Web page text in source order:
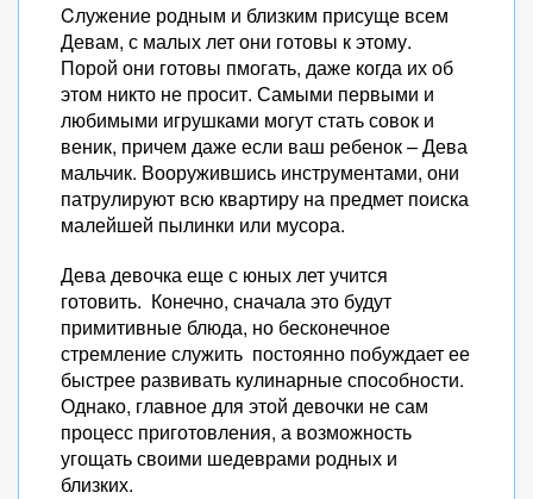
Cлужение родным и близким присуще всем
Девам, с малых лет они готовы к этому.
Порой они готовы пмогать, даже когда их об
этом никто не просит. Самыми первыми и
любимыми игрушками могут стать совок и
веник, причем даже если ваш ребенок – Дева
мальчик. Вооружившись инструментами, они
патрулируют всю квартиру на предмет поиска
малейшей пылинки или мусора.
Дева девочка еще с юных лет учится
готовить. Конечно, сначала это будут
примитивные блюда, но бесконечное
стремление служить постоянно побуждает ее
быстрее развивать кулинарные способности.
Однако, главное для этой девочки не сам
процесс приготовления, а возможность
угощать своими шедеврами родных и
близких.